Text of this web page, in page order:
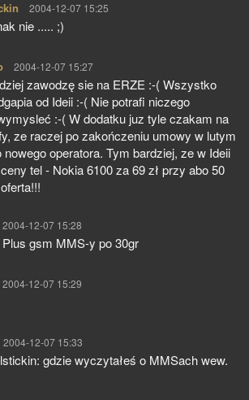
pisze:
2004-12-07 15:25
nie ..... ;)
pisze:
2004-12-07 15:27
zawodzę sie na ERZE :-( Wszystko
od Ideii :-( Nie potrafi niczego
:-( W dodatku juz tyle czakam na
ze raczej po zakończeniu umowy w lutym
nowego operatora. Tym bardziej, ze w Ideii
tel - Nokia 6100 za 69 zł przy abo 50
pisze:
2004-12-07 15:28
gsm MMS-y po 30gr
pisze:
2004-12-07 15:29
pisze:
2004-12-07 15:33
gdzie wyczytałeś o MMSach wew.